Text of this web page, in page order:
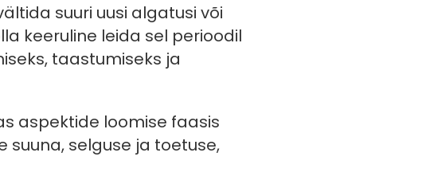
suuri uusi algatusi või
keeruline leida sel perioodil
taastumiseks ja
aspektide loomise faasis
selguse ja toetuse,